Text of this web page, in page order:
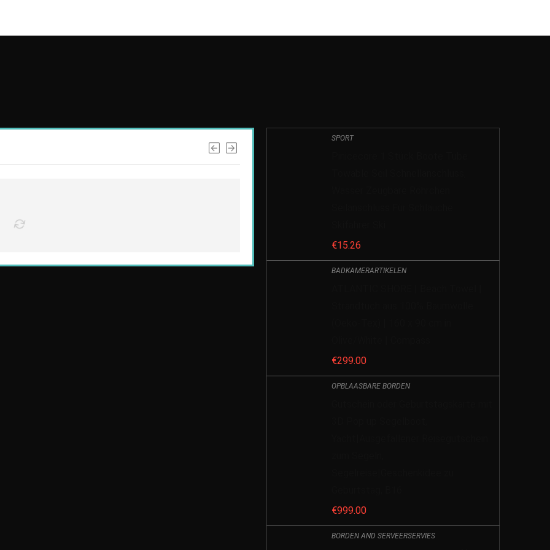
SPORT
€15.26
BADKAMERARTIKELEN
€299.00
OPBLAASBARE BORDEN
€999.00
BORDEN AND SERVEERSERVIES